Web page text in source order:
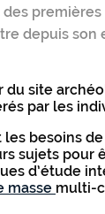
premières
depuis son
du site
par les
besoins
sujets pour
d’étude
masse multi-